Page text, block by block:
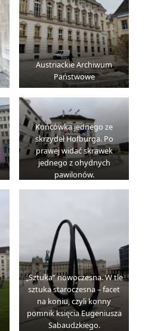
Austriackie Archiwum
Państwowe
Końcówka jednego ze
skrzydeł Hofburga. Po
prawej widać skrawek
jednego z ohydnych
pawilonów.
„Sztuka” nowoczesna. W tle
sztuka staroczesna – facet
na koniu, czyli konny
pomnik księcia Eugeniusza
Sabaudzkiego.